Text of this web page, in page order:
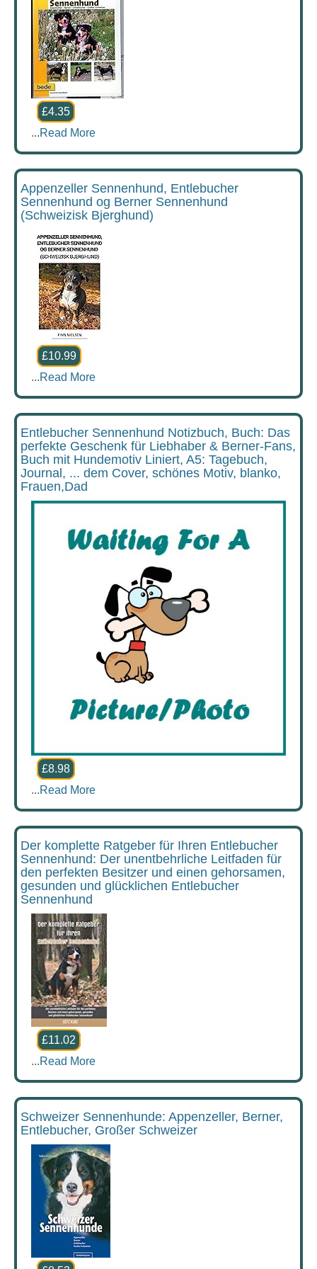
£4.35
...Read More
Appenzeller Sennenhund, Entlebucher
Sennenhund og Berner Sennenhund
(Schweizisk Bjerghund)
£10.99
...Read More
Entlebucher Sennenhund Notizbuch, Buch: Das
perfekte Geschenk für Liebhaber & Berner-Fans,
Buch mit Hundemotiv Liniert, A5: Tagebuch,
Journal, ... dem Cover, schönes Motiv, blanko,
Frauen,Dad
£8.98
...Read More
Der komplette Ratgeber für Ihren Entlebucher
Sennenhund: Der unentbehrliche Leitfaden für
den perfekten Besitzer und einen gehorsamen,
gesunden und glücklichen Entlebucher
Sennenhund
£11.02
...Read More
Schweizer Sennenhunde: Appenzeller, Berner,
Entlebucher, Großer Schweizer